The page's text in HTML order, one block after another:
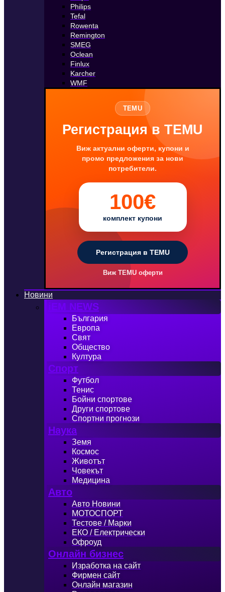
Philips
Tefal
Rowenta
Remington
SMEG
Oclean
Finlux
Karcher
WMF
TEMU
Регистрация в TEMU
Виж актуални оферти, купони и
промо предложения за нови
потребители.
100€
комплект купони
Регистрация в TEMU
Виж TEMU оферти
Новини
iEM NEWS
България
Европа
Свят
Общество
Култура
Спорт
Футбол
Тенис
Бойни спортове
Други спортове
Спортни прогнози
Наука
Земя
Космос
Животът
Човекът
Медицина
Авто
Авто Новини
МОТОСПОРТ
Тестове / Марки
ЕКО / Електрически
Офроуд
Онлайн бизнес
Изработка на сайт
Фирмен сайт
Онлайн магазин